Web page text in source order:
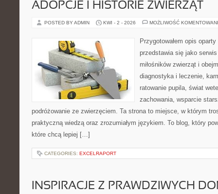
ADOPCJE I HISTORIE ZWIERZĄT
POSTED BY ADMIN KWI - 2 - 2026 MOŻLIWOŚĆ
Przygotowałem opis
przedstawia się jako
miłośników zwierząt i
diagnostyka i leczenie,
ratowanie pupila, świat
zachowania, wsparcie
podróżowanie ze zwierzęciem. Ta strona to miejsce, w którym
praktyczną wiedzą oraz zrozumiałym językiem. To blog, który
które chcą lepiej […]
CATEGORIES: EXCELRAPORT
INSPIRACJE Z PRAWDZIWYCH